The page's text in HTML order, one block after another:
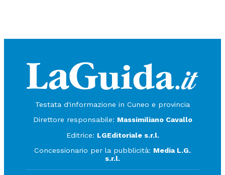
Testata d'informazione in Cuneo e provincia
Direttore responsabile: Massimiliano Cavallo
Editrice: LGEditoriale s.r.l.
Concessionario per la pubblicità: Media L.G.
s.r.l.